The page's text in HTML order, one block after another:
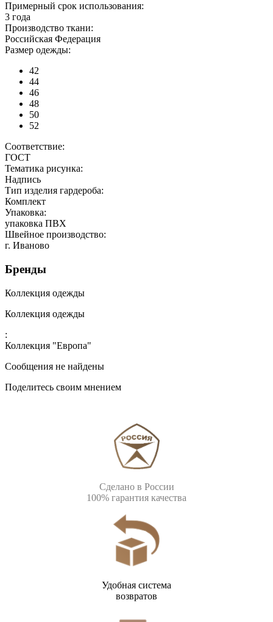
Примерный срок использования:
3 года
Производство ткани:
Российская Федерация
Размер одежды:
42
44
46
48
50
52
Соответствие:
ГОСТ
Тематика рисунка:
Надпись
Тип изделия гардероба:
Комплект
Упаковка:
упаковка ПВХ
Швейное производство:
г. Иваново
Бренды
Коллекция одежды
Коллекция одежды
:
Коллекция "Европа"
Сообщения не найдены
Поделитесь своим мнением
Сделано в России
100% гарантия качества
Удобная система
возвратов